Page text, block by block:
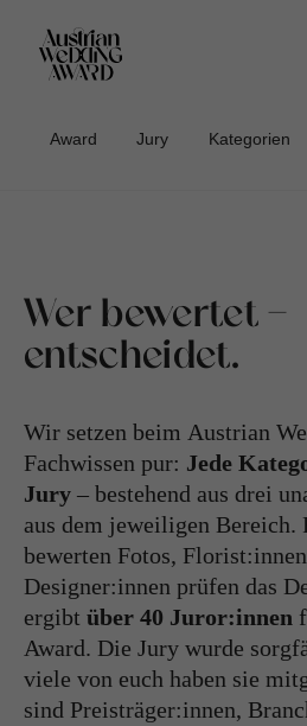
Award Jury Kategorien
Wer bewertet -
entscheidet.
Wir setzen beim Austrian
Fachwissen pur: Jede
Jury – bestehend aus drei
aus dem jeweiligen Bereich.
bewerten Fotos,
Designer:innen prüfen das
ergibt über 40 Juror:innen
Award. Die Jury wurde
viele von euch haben sie
sind Preisträger:innen,